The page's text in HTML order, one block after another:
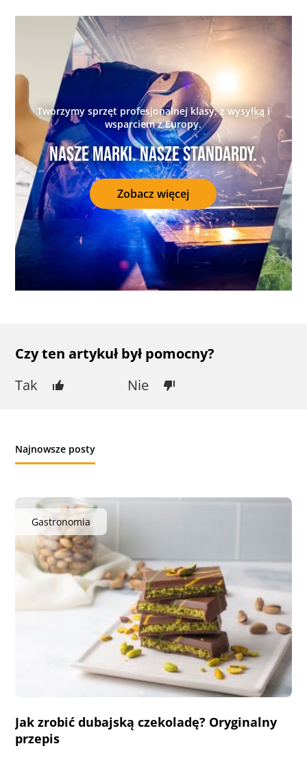
Tworzymy sprzęt profesjonalnej klasy, z wysyłką i
wsparciem z Europy.
Nasze marki. Nasze standardy.
Zobacz więcej
Czy ten artykuł był pomocny?
Tak
Nie
Najnowsze posty
Gastronomia
Jak zrobić dubajską czekoladę? Oryginalny
przepis